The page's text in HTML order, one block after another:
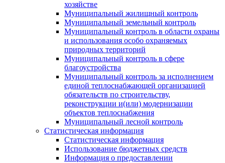
хозяйстве
Муниципальный жилищный контроль
Муниципальный земельный контроль
Муниципальный контроль в области охраны
и использования особо охраняемых
природных территорий
Муниципальный контроль в сфере
благоустройства
Муниципальный контроль за исполнением
единой теплоснабжающей организацией
обязательств по строительству,
реконструкции и(или) модернизации
объектов теплоснабжения
Муниципальный лесной контроль
Статистическая информация
Статистическая информация
Использование бюджетных средств
Информация о предоставлении